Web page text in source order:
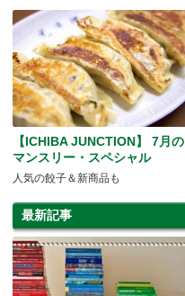
【ICHIBA JUNCTION】 7月の
マンスリー・スペシャル
人気の餃子＆新商品も
最新記事